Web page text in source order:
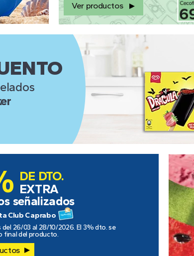
Ver productos
DE DTO.
EXTRA
señalizados
Club Caprabo
26/03 al 28/10/2026. El 3% dto. se
final del producto.